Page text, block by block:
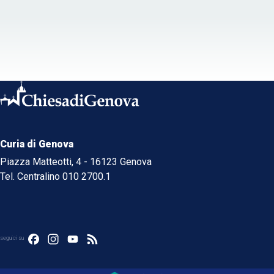
Curia di Genova
Piazza Matteotti, 4 - 16123 Genova
Tel. Centralino 010 2700.1
seguici su FacebookInstagram
YouTube